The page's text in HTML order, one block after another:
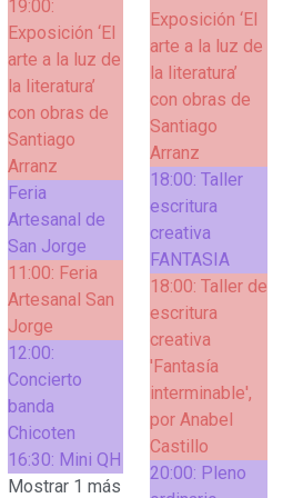
19:00:
Exposición ‘El
arte a la luz de
la literatura’
con obras de
Santiago
Arranz
Feria
Artesanal de
San Jorge
11:00: Feria
Artesanal San
Jorge
12:00:
Concierto
banda
Chicoten
16:30: Mini QH
Mostrar 1 más
Exposición ‘El
arte a la luz de
la literatura’
con obras de
Santiago
Arranz
18:00: Taller
escritura
creativa
FANTASIA
18:00: Taller de
escritura
creativa
'Fantasía
interminable',
por Anabel
Castillo
20:00: Pleno